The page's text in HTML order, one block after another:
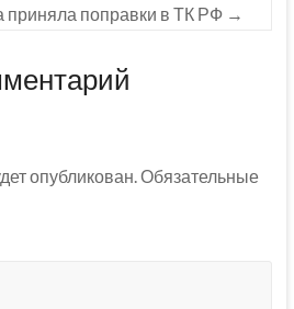
приняла поправки в ТК РФ →
опубликован. Обязательные